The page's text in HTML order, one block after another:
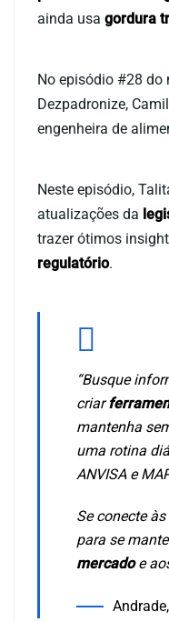
ainda usa gordura
No episódio #28 do
Dezpadronize,
engenheira de
Neste episódio,
atualizações da
trazer ótimos
regulatório.
“Busque
criar
mantenha
uma rotina
ANVISA e
Se conecte
para se
mercadoe